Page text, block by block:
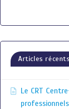
Articles récents
Le CRT